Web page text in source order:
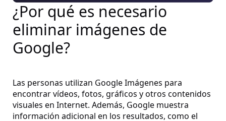
¿Por qué es necesario
eliminar imágenes de
Google?
Las personas utilizan Google Imágenes para
encontrar vídeos, fotos, gráficos y otros contenidos
visuales en Internet. Además, Google muestra
información adicional en los resultados, como el